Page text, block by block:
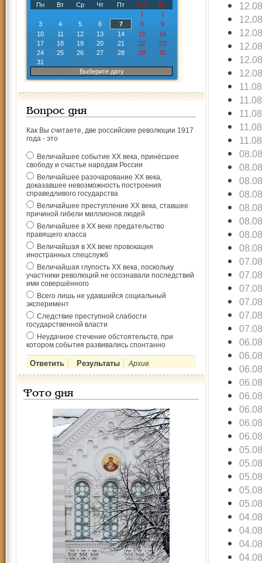
Пн
Вт Ср Чт Пт Сб
Вс
1
2
3
4 5 6 7 8
9
10
11 12 13 14 15
16
17
18 19 20 21 22
23
24
25 26 27 28 29
30
31
Выберите дату
Вопрос дня
Как Вы считаете, две российские революции 1917
года - это
Величайшее событие ХХ века, принёсшее
свободу и счастье народам России
Величайшее разочарование ХХ века,
доказавшее невозможность построения
справедливого государства
Величайшее преступление ХХ века, ставшее
причиной гибели миллионов людей
Величайшее в ХХ веке предательство
правящего класса
Величайшая в ХХ веке провокация
иностранных спецслужб
Величайшая глупость ХХ века, поскольку
участники революций не осознавали последствий
ими совершённого
Всего лишь не удавшийся социальный
эксперимент
Следствие преступной слабости
государственной власти
Неудачное стечение обстоятельств, при
котором события развивались спонтанно
Архив
Фото дня